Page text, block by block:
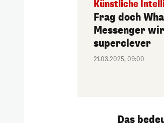
Künstliche
Frag doch
Messenger
superclever
21.03.2025, 09:00
Das